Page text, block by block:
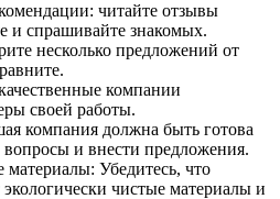
читайте отзывы
и спрашивайте знакомых.
несколько предложений от
компании
своей работы.
компания должна быть готова
вопросы и внести предложения.
материалы: Убедитесь, что
чистые материалы и